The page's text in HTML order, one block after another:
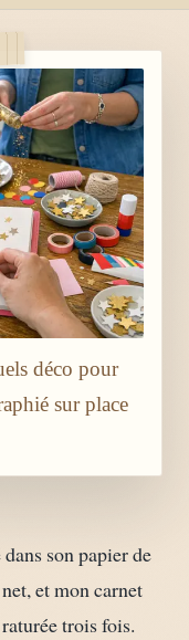
déco pour
sur place
son papier de
et mon carnet
trois fois.